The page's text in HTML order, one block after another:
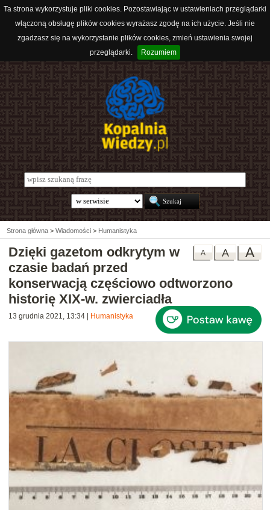
Ta strona wykorzystuje pliki cookies. Pozostawiając w ustawieniach przeglądarki
włączoną obsługę plików cookies wyrażasz zgodę na ich użycie. Jeśli nie
zgadzasz się na wykorzystanie plików cookies, zmień ustawienia swojej
przeglądarki.
Rozumiem
Strona główna > Wiadomości > Humanistyka
A
A
A
Dzięki gazetom odkrytym w
czasie badań przed
konserwacją częściowo odtworzono
historię XIX-w. zwierciadła
13 grudnia 2021, 13:34 Humanistyka